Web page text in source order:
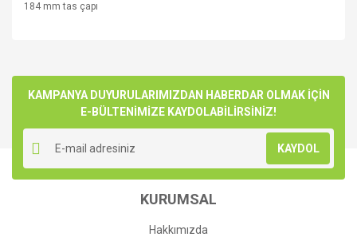
184 mm tas çapı
Yorum Yaz
kullanarak tarafımıza iletebilirsiniz.
Görüş ve önerileriniz için teşekkür ederiz.
Ürün resmi kalitesiz, bozuk veya görüntülenemiyor.
Ürün açıklamasında eksik bilgiler bulunuyor.
Ürün bilgilerinde hatalar bulunuyor.
Ürün fiyatı diğer sitelerden daha pahalı.
KAMPANYA DUYURULARIMIZDAN HABERDAR OLMAK İÇİN
E-BÜLTENİMİZE KAYDOLABİLİRSİNİZ!
KAYDOL
KURUMSAL
Hakkımızda